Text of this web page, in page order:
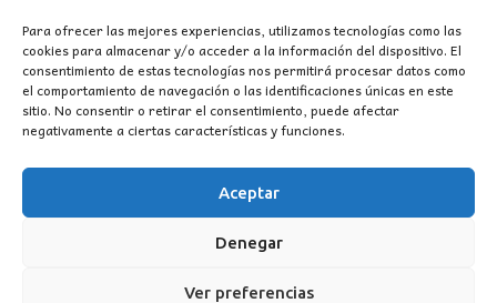
Para ofrecer las mejores experiencias, utilizamos tecnologías como las
cookies para almacenar y/o acceder a la información del dispositivo. El
consentimiento de estas tecnologías nos permitirá procesar datos como
el comportamiento de navegación o las identificaciones únicas en este
sitio. No consentir o retirar el consentimiento, puede afectar
negativamente a ciertas características y funciones.
Aceptar
Denegar
Ver preferencias
40,00€